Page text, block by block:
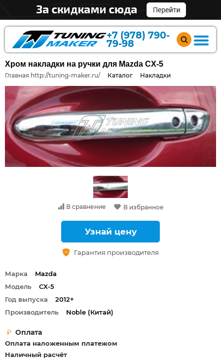
+7 (978) 790-
79-98
Хром накладки на ручки для Mazda CX-5
Главная http://tuning-maker.ru/ Каталог Накладки
Марка
Mazda
Модель
CX-5
Год выпуска
2012+
Производитель
Noble (Китай)
Оплата
Оплата наложенным платежом
Наличный расчёт
В сравнение В избранное
Узнай цену
Гарантия производителя